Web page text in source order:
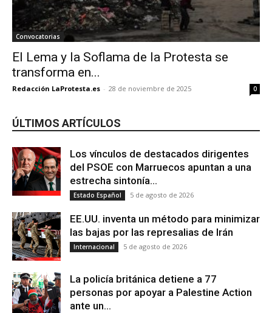
Convocatorias
El Lema y la Soflama de la Protesta se
transforma en...
Redacción LaProtesta.es - 28 de noviembre de 2025 0
ÚLTIMOS ARTÍCULOS
Los vínculos de destacados dirigentes
del PSOE con Marruecos apuntan a una
estrecha sintonía...
Estado Español 5 de agosto de 2026
EE.UU. inventa un método para minimizar
las bajas por las represalias de Irán
Internacional 5 de agosto de 2026
La policía británica detiene a 77
personas por apoyar a Palestine Action
ante un...